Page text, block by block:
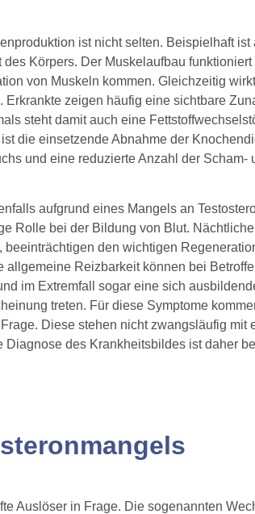
ist nicht selten. Beispielhaft ist
Körpers. Der Muskelaufbau funktioniert
von Muskeln kommen. Gleichzeitig
zeigen häufig eine sichtbare
steht damit auch eine
die einsetzende Abnahme der
und eine reduzierte Anzahl der Scham-
aufgrund eines Mangels an
Rolle bei der Bildung von Blut. Nächtliche
den wichtigen
allgemeine Reizbarkeit können bei
im Extremfall sogar eine sich
treten. Für diese Symptome
Diese stehen nicht zwangsläufig mit
des Krankheitsbildes ist daher
Auslöser in Frage. Die sogenannten